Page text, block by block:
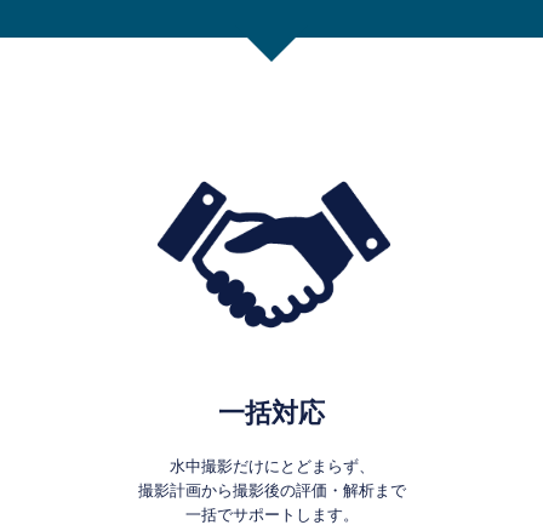
一括対応
水中撮影だけにとどまらず、
撮影計画から撮影後の評価・解析まで
一括でサポートします。